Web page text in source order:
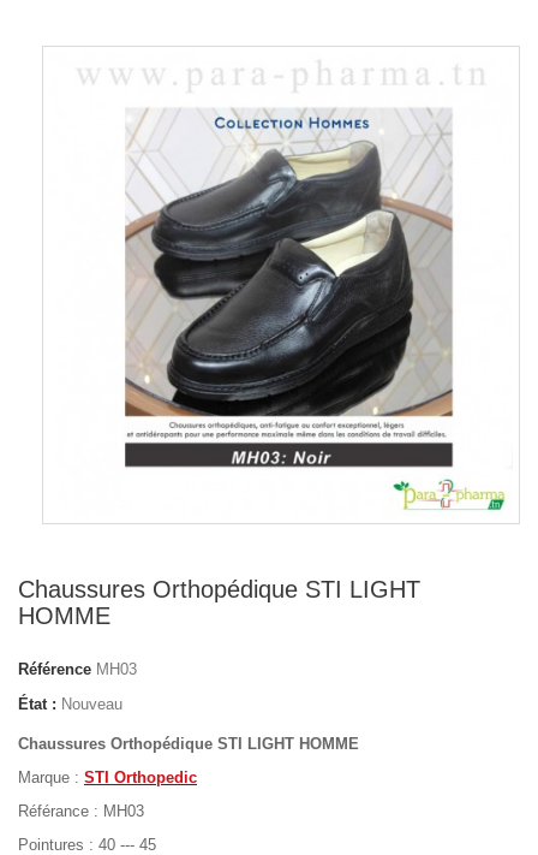
Chaussures Orthopédique STI LIGHT
HOMME
Référence MH03
État : Nouveau
Chaussures Orthopédique STI LIGHT HOMME
Marque : STI Orthopedic
Référance : MH03
Pointures : 40 --- 45